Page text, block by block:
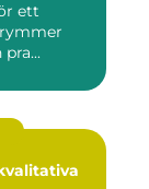
ett